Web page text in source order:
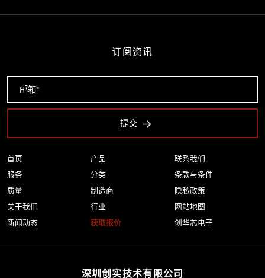
首页
服务
质量
关于我们
新闻动态
产品
分类
制造商
行业
获取报价
联系我们
条款与条件
隐私政策
网站地图
创华芯电子
订阅资讯
提交
深圳创实技术有限公司